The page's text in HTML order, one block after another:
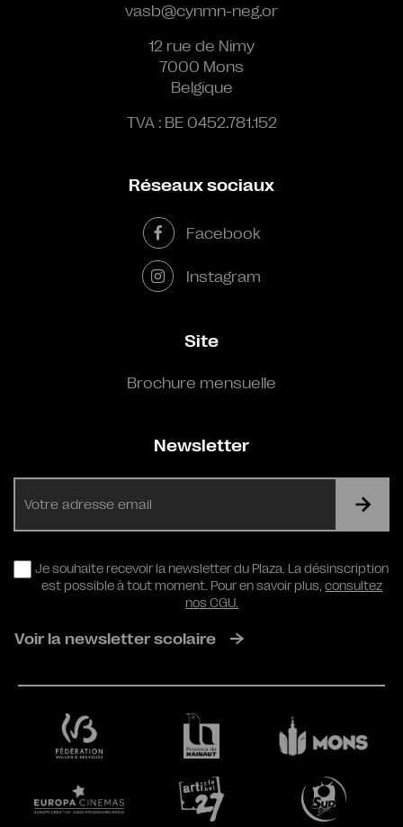
vasb@cynmn-neg.or
12 rue de Nimy
7000 Mons
Belgique
TVA : BE 0452.781.152
Réseaux sociaux
Facebook
Instagram
Site
Brochure mensuelle
Newsletter
RGPD
Je souhaite recevoir la newsletter du Plaza. La désinscription
est possible à tout moment. Pour en savoir plus,consultez
nos CGU.
Voir la newsletter scolaire